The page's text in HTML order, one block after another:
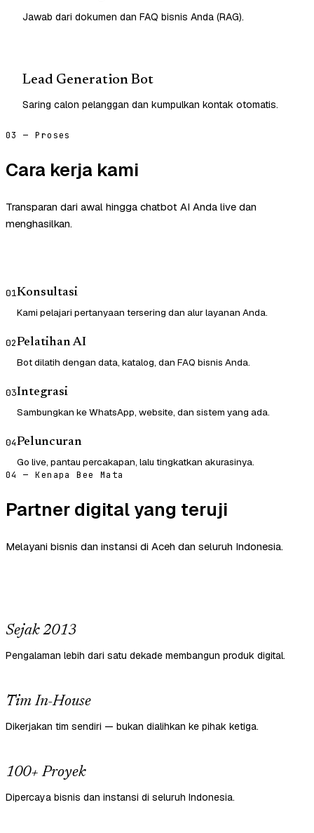
Jawab dari dokumen dan FAQ bisnis Anda (RAG).
Lead Generation Bot
Saring calon pelanggan dan kumpulkan kontak otomatis.
03 — Proses
Cara kerja kami
Transparan dari awal hingga chatbot AI Anda live dan
menghasilkan.
01Konsultasi
Kami pelajari pertanyaan tersering dan alur layanan Anda.
02Pelatihan AI
Bot dilatih dengan data, katalog, dan FAQ bisnis Anda.
03Integrasi
Sambungkan ke WhatsApp, website, dan sistem yang ada.
04Peluncuran
Go live, pantau percakapan, lalu tingkatkan akurasinya.
04 — Kenapa Bee Mata
Partner digital yang teruji
Melayani bisnis dan instansi di Aceh dan seluruh Indonesia.
Sejak 2013
Pengalaman lebih dari satu dekade membangun produk digital.
Tim In-House
Dikerjakan tim sendiri — bukan dialihkan ke pihak ketiga.
100+ Proyek
Dipercaya bisnis dan instansi di seluruh Indonesia.